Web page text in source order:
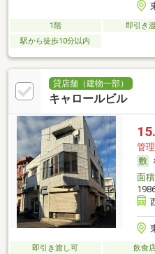
1階 即引き
駅から徒歩10分以内
貸店舗（建物一部）
キャロールビル
管
面積
即引き渡し可 飲食